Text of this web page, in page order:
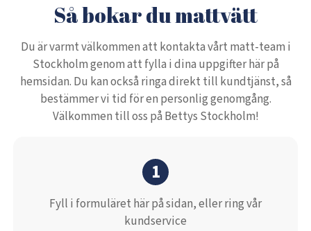
Så bokar du mattvätt
Du är varmt välkommen att kontakta vårt matt-team i
Stockholm genom att fylla i dina uppgifter här på
hemsidan. Du kan också ringa direkt till kundtjänst, så
bestämmer vi tid för en personlig genomgång.
Välkommen till oss på Bettys Stockholm!
1
Fyll i formuläret här på sidan, eller ring vår
kundservice